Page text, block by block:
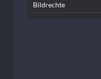
Bildrechte